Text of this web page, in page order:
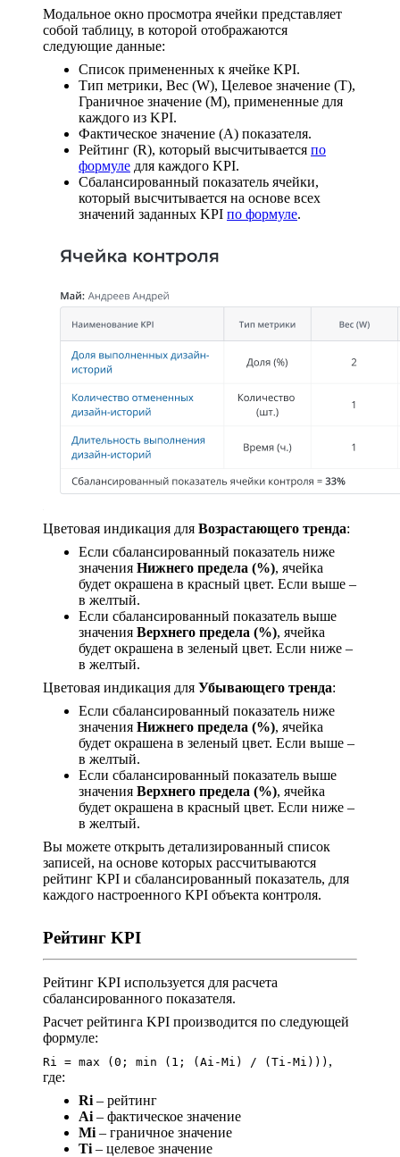
Модальное окно просмотра ячейки представляет
собой таблицу, в которой отображаются
следующие данные:
Список примененных к ячейке KPI.
Тип метрики, Вес (W), Целевое значение (T),
Граничное значение (M), примененные для
каждого из KPI.
Фактическое значение (A) показателя.
Рейтинг (R), который высчитывается по
формуле для каждого KPI.
Сбалансированный показатель ячейки,
который высчитывается на основе всех
значений заданных KPI по формуле.
Цветовая индикация для Возрастающего тренда:
Если сбалансированный показатель ниже
значения Нижнего предела (%), ячейка
будет окрашена в красный цвет. Если выше –
в желтый.
Если сбалансированный показатель выше
значения Верхнего предела (%), ячейка
будет окрашена в зеленый цвет. Если ниже –
в желтый.
Цветовая индикация для Убывающего тренда:
Если сбалансированный показатель ниже
значения Нижнего предела (%), ячейка
будет окрашена в зеленый цвет. Если выше –
в желтый.
Если сбалансированный показатель выше
значения Верхнего предела (%), ячейка
будет окрашена в красный цвет. Если ниже –
в желтый.
Вы можете открыть детализированный список
записей, на основе которых рассчитываются
рейтинг KPI и сбалансированный показатель, для
каждого настроенного KPI объекта контроля.
Рейтинг KPI
Рейтинг KPI используется для расчета
сбалансированного показателя.
Расчет рейтинга KPI производится по следующей
формуле:
Ri = max (0; min (1; (Ai-Mi) / (Ti-Mi))) ,
где:
Ri – рейтинг
Ai – фактическое значение
Mi – граничное значение
Ti – целевое значение